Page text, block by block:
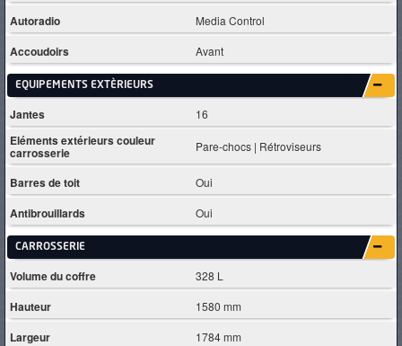
Autoradio Media Control
Accoudoirs Avant
EQUIPEMENTS EXTÈRIEURS
Jantes 16
Eléments extérieurs couleur
carrosserie Pare-chocs | Rétroviseurs
Barres de toit Oui
Antibrouillards Oui
CARROSSERIE
Volume du coffre 328 L
Hauteur 1580 mm
Largeur 1784 mm